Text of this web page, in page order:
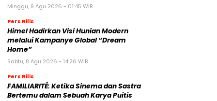
Minggu, 9 Agu 2026 - 01:45 WIB
Pers Rilis
Himel Hadirkan Visi Hunian Modern
melalui Kampanye Global “Dream
Home”
Sabtu, 8 Agu 2026 - 14:26 WIB
Pers Rilis
FAMILIARITÉ: Ketika Sinema dan Sastra
Bertemu dalam Sebuah Karya Puitis